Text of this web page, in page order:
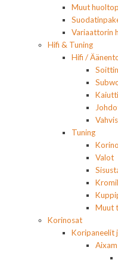
Muut
Variaattorin
Hifi & Tuning
Hifi /
Tuning
Valot
Muut
Korinosat
Koripaneelit
Aixam